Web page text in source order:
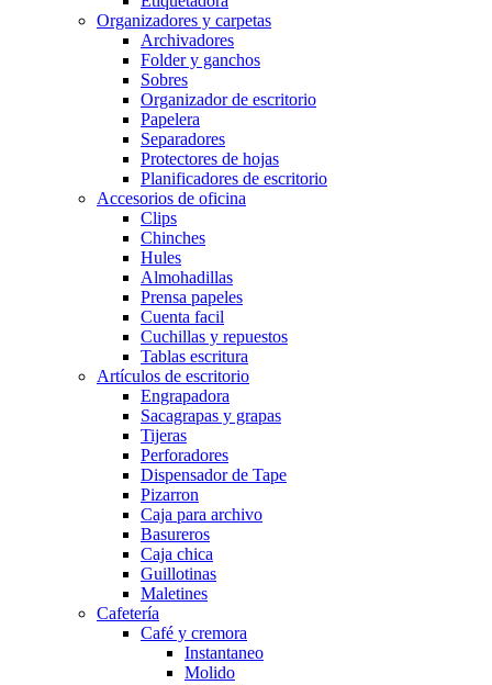
Organizadores y carpetas
Archivadores
Folder y ganchos
Sobres
Organizador de escritorio
Papelera
Separadores
Protectores de hojas
Planificadores de escritorio
Accesorios de oficina
Clips
Chinches
Hules
Almohadillas
Prensa papeles
Cuenta facil
Cuchillas y repuestos
Tablas escritura
Artículos de escritorio
Engrapadora
Sacagrapas y grapas
Tijeras
Perforadores
Dispensador de Tape
Pizarron
Caja para archivo
Basureros
Caja chica
Guillotinas
Maletines
Cafetería
Café y cremora
Instantaneo
Molido